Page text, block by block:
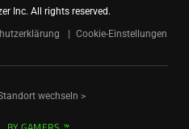
Inc. All rights reserved.
Cookie-Einstellungen
wechseln >